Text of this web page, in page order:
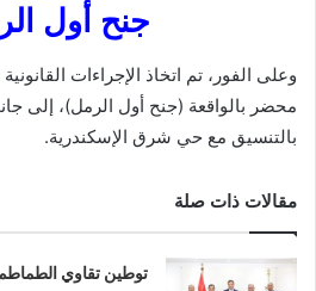
جنح أول
وعلى الفور، تم اتخاذ الإجراءات
محضر بالواقعة (جنح أول الرمل)، إلى
بالتنسيق مع حي شرق الإسكندرية.
مقالات ذات صلة